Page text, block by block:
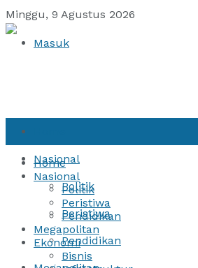
Minggu, 9 Agustus 2026
Masuk
Nasional
Politik
Peristiwa
Pendidikan
Home
Nasional
Politik
Peristiwa
Pendidikan
Megapolitan
Ekonomi
Bisnis